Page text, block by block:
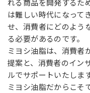
れる商品を開発するた
は難しい時代になって
せ、消費者にどのよう
る必要があるのです。
ミヨシ油脂は、消費者
提案と、消費者のイン
ルでサポートいたします
ミヨシ油脂だからこそ